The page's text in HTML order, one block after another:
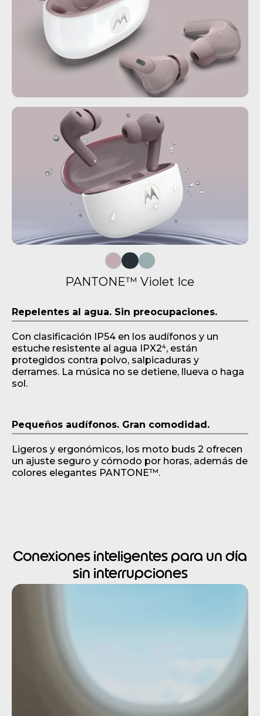
PANTONE™ Violet Ice
Repelentes al agua. Sin preocupaciones.
Con clasificación IP54 en los audífonos y un
estuche resistente al agua IPX2⁴, están
protegidos contra polvo, salpicaduras y
derrames. La música no se detiene, llueva o haga
sol.
Pequeños audífonos. Gran comodidad.
Ligeros y ergonómicos, los moto buds 2 ofrecen
un ajuste seguro y cómodo por horas, además de
colores elegantes PANTONE™.
Conexiones inteligentes para un día
sin interrupciones